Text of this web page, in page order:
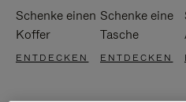
Schenke einen
Koffer
ENTDECKEN
Schenke eine
Tasche
ENTDECKEN